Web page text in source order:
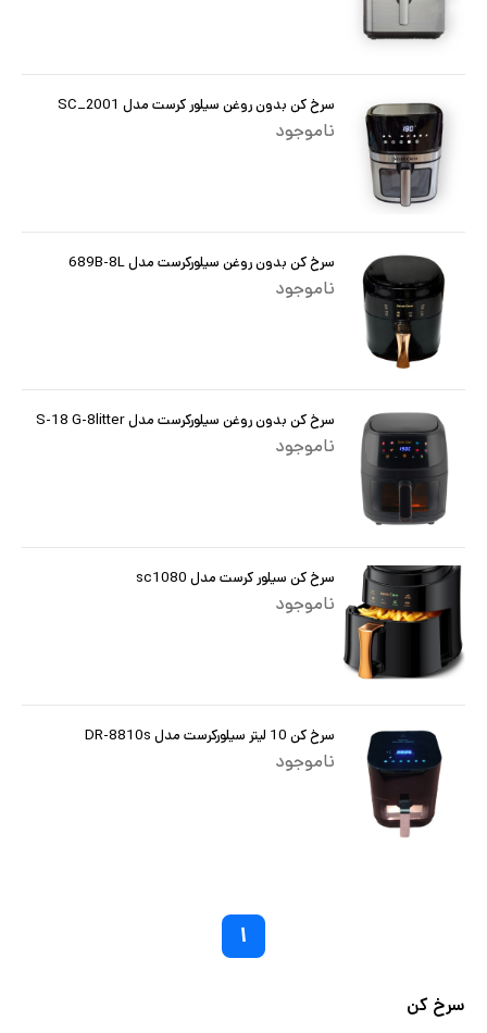
سرخ کن بدون روغن سیلور کرست مدل SC_2001
ناموجود
سرخ کن بدون روغن سیلورکرست مدل 689B-8L
ناموجود
سرخ کن بدون روغن سیلورکرست مدل S-18 G-8litter
ناموجود
سرخ کن سیلور کرست مدل sc1080
ناموجود
سرخ کن 10 لیتر سیلورکرست مدل DR-8810s
ناموجود
۱
سرخ کن